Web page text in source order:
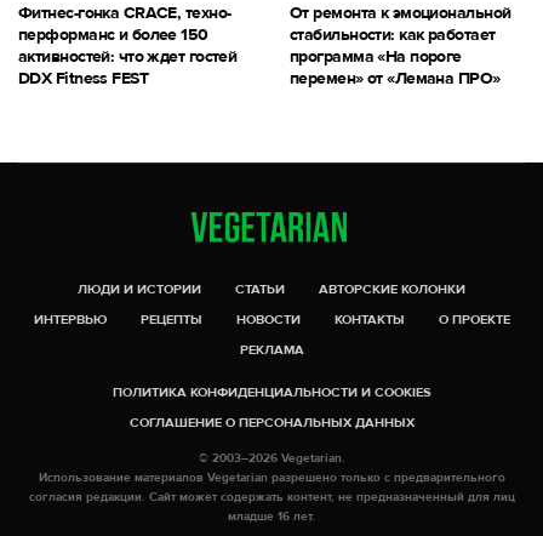
Фитнес-гонка CRACE, техно-
перформанс и более 150
активностей: что ждет гостей
DDX Fitness FEST
От ремонта к эмоциональной
стабильности: как работает
программа «На пороге
перемен» от «Лемана ПРО»
ЛЮДИ И ИСТОРИИ СТАТЬИ
АВТОРСКИЕ КОЛОНКИ
ИНТЕРВЬЮ
РЕЦЕПТЫ НОВОСТИ КОНТАКТЫ
О ПРОЕКТЕ
РЕКЛАМА
ПОЛИТИКА КОНФИДЕНЦИАЛЬНОСТИ И COOKIES
СОГЛАШЕНИЕ О ПЕРСОНАЛЬНЫХ ДАННЫХ
© 2003–2026 Vegetarian.
Использование материалов Vegetarian разрешено только с предварительного
согласия редакции. Сайт может содержать контент, не предназначенный для лиц
младше 16 лет.